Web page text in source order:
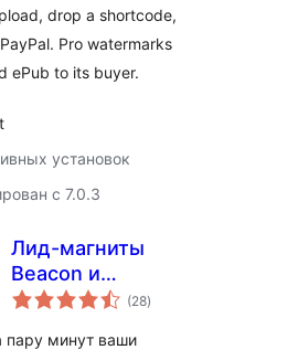
drop a shortcode,
Pro watermarks
ePub to its buyer.
установок
с 7.0.3
Лид-магниты
Beacon и
привлечение
(28общий
рейтинг
)
пару минут ваши